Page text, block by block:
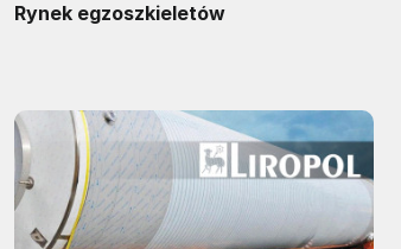
Rynek egzoszkieletów